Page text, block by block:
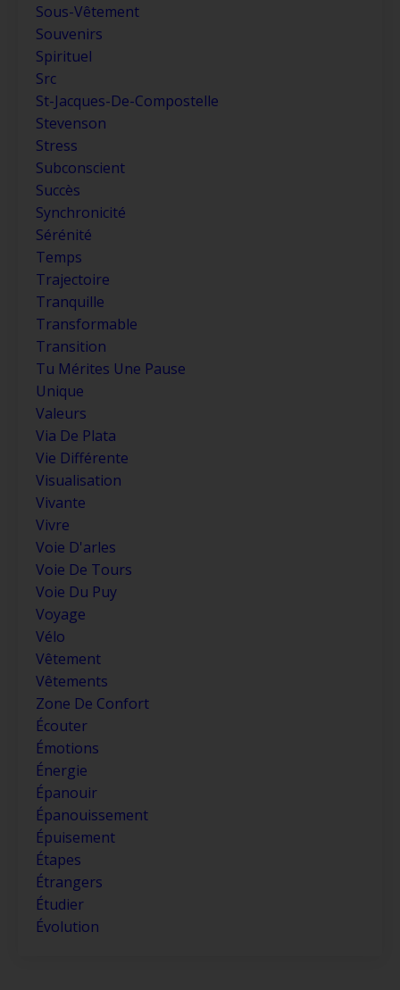
Sous-Vêtement
Souvenirs
Spirituel
Src
St-Jacques-De-Compostelle
Stevenson
Stress
Subconscient
Succès
Synchronicité
Sérénité
Temps
Trajectoire
Tranquille
Transformable
Transition
Tu Mérites Une Pause
Unique
Valeurs
Via De Plata
Vie Différente
Visualisation
Vivante
Vivre
Voie D'arles
Voie De Tours
Voie Du Puy
Voyage
Vélo
Vêtement
Vêtements
Zone De Confort
Écouter
Émotions
Énergie
Épanouir
Épanouissement
Épuisement
Étapes
Étrangers
Étudier
Évolution